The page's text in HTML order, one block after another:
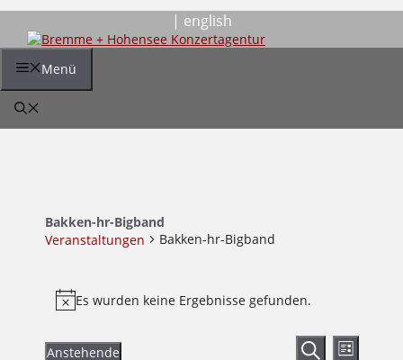
Inhalt
springen
| english
Menü
Bakken-hr-Bigband
Veranstaltungen
Bakken-hr-Bigband
Hinweis
Es wurden keine Ergebnisse gefunden.
Anstehende